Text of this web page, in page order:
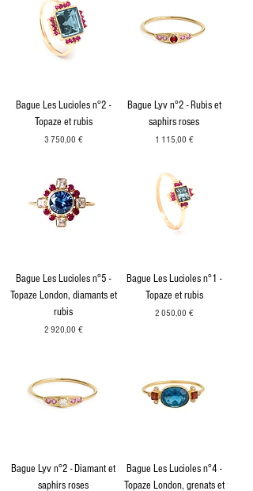
Bague Les Lucioles n°2 -
Topaze et rubis
Prix
3 750,00 €
Bague Lyv n°2 - Rubis et
saphirs roses
Prix
1 115,00 €
Bague Les Lucioles n°5 -
Topaze London, diamants et
rubis
Prix
2 920,00 €
Bague Les Lucioles n°1 -
Topaze et rubis
Prix
2 050,00 €
Bague Lyv n°2 - Diamant et
saphirs roses
Bague Les Lucioles n°4 -
Topaze London, grenats et